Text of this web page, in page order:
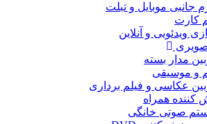
جانبی موبایل و تبلت
کارت
ویدئویی و آنلاین
مدار بسته
و موسیقی
عکاسی و فیلم برداری
کننده همراه
صوتی خانگی